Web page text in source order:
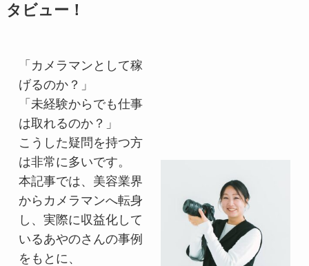
タビュー！
「カメラマンとして稼
げるのか？」
「未経験からでも仕事
は取れるのか？」
こうした疑問を持つ方
は非常に多いです。
本記事では、美容業界
からカメラマンへ転身
し、実際に収益化して
いるあやのさんの事例
をもとに、